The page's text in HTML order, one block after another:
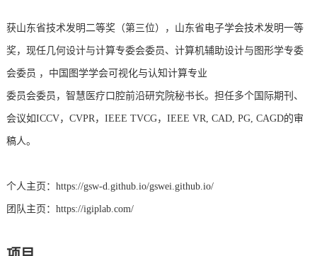
获山东省技术发明二等奖（第三位），山东省电子学会技术发明一等
奖，现任几何设计与计算专委会委员、计算机辅助设计与图形学专委
会委员 ，中国图学学会可视化与认知计算专业
委员会委员，智慧医疗口腔前沿研究院秘书长。担任多个国际期刊、
会议如ICCV，CVPR，IEEE TVCG，IEEE VR, CAD, PG, CAGD的审
稿人。
个人主页： https://gsw-d.github.io/gswei.github.io/
团队主页： https://igiplab.com/